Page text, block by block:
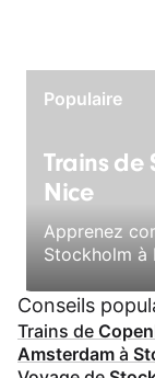
Populaire
Trains de
Nice
Apprenez
Stockholm à
Conseils
Trains de
Amsterdam à